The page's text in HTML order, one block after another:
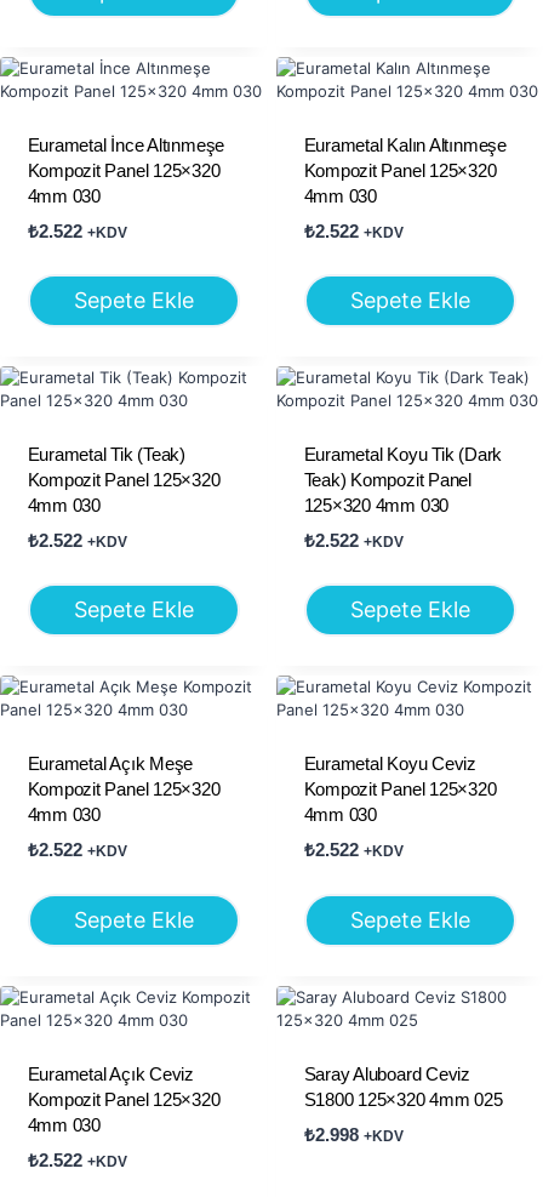
Eurametal İnce Altınmeşe
Kompozit Panel 125×320
4mm 030
₺2.522 +KDV
Sepete Ekle
Eurametal Kalın Altınmeşe
Kompozit Panel 125×320
4mm 030
₺2.522 +KDV
Sepete Ekle
Eurametal Tik (Teak)
Kompozit Panel 125×320
4mm 030
₺2.522 +KDV
Sepete Ekle
Eurametal Koyu Tik (Dark
Teak) Kompozit Panel
125×320 4mm 030
₺2.522 +KDV
Sepete Ekle
Eurametal Açık Meşe
Kompozit Panel 125×320
4mm 030
₺2.522 +KDV
Sepete Ekle
Eurametal Koyu Ceviz
Kompozit Panel 125×320
4mm 030
₺2.522 +KDV
Sepete Ekle
Eurametal Açık Ceviz
Kompozit Panel 125×320
4mm 030
₺2.522 +KDV
Saray Aluboard Ceviz
S1800 125×320 4mm 025
₺2.998 +KDV